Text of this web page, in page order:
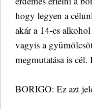
hogy legyen a
akár a 14-es
vagyis a
megmutatása is cél.
BORIGO: Ez azt